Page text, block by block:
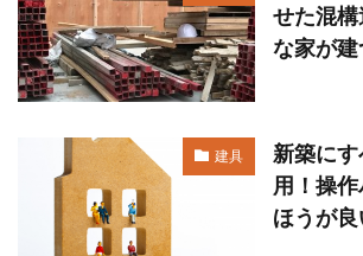
せた混構
な家が建
建具
新築に
用！操
ほうが良